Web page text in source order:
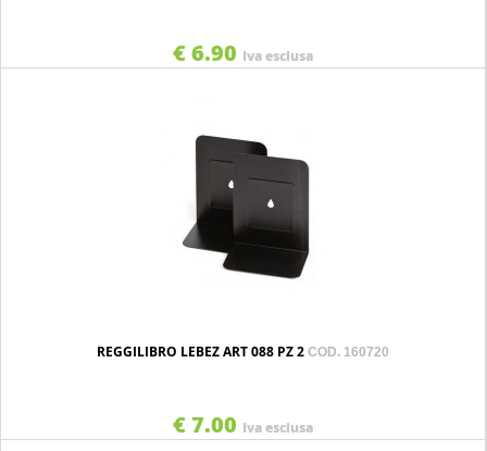
€ 6.90 Iva esclusa
REGGILIBRO LEBEZ ART 088 PZ 2 COD. 160720
€ 7.00 Iva esclusa